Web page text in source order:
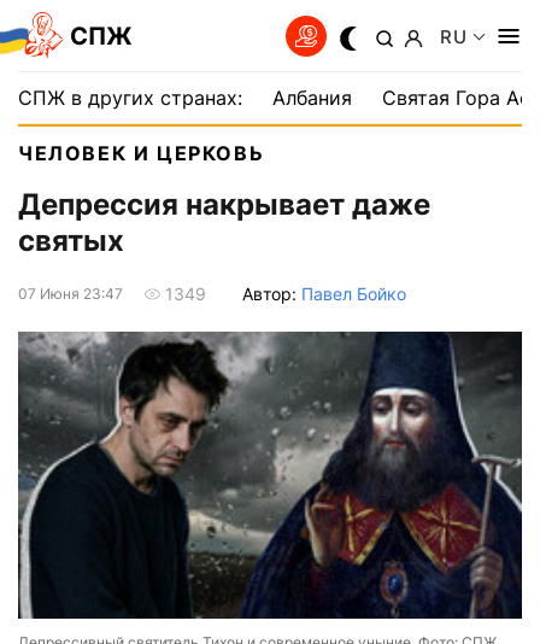
СПЖ RU
СПЖ в других странах: Албания Святая Гора
ЧЕЛОВЕК И ЦЕРКОВЬ
Депрессия накрывает даже
святых
07 Июня 23:47 1349 Автор: Павел Бойко